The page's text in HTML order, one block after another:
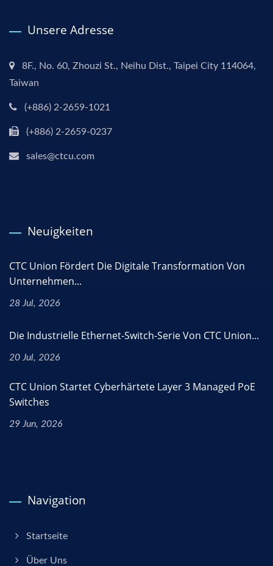
Unsere Adresse
8F., No. 60, Zhouzi St., Neihu Dist., Taipei City 114064,
Taiwan
(+886) 2-2659-1021
(+886) 2-2659-0237
sales@ctcu.com
Neuigkeiten
CTC Union Fördert Die Digitale Transformation Von
Unternehmen...
28 Jul, 2026
Die Industrielle Ethernet-Switch-Serie Von CTC Union...
20 Jul, 2026
CTC Union Startet Cyberhärtete Layer 3 Managed PoE
Switches
29 Jun, 2026
Navigation
Startseite
Über Uns